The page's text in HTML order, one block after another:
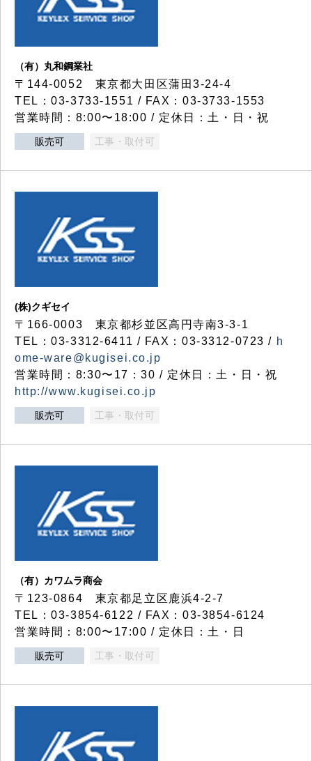
（有）丸和鋼業社
〒144-0052 東京都大田区蒲田3-24-4
TEL：03-3733-1551 / FAX：03-3733-1553
営業時間：8:00〜18:00 / 定休日：土・日・祝
販売可 工事・取付可
(株)クギセイ
〒166-0003 東京都杉並区高円寺南3-3-1
TEL：03-3312-6411 / FAX：03-3312-0723 / h
ome-ware@kugisei.co.jp
営業時間：8:30〜17：30 / 定休日：土・日・祝
http://www.kugisei.co.jp
販売可 工事・取付可
（有）カワムラ商会
〒123-0864 東京都足立区鹿浜4-2-7
TEL：03-3854-6122 / FAX：03-3854-6124
営業時間：8:00〜17:00 / 定休日：土・日
販売可 工事・取付可